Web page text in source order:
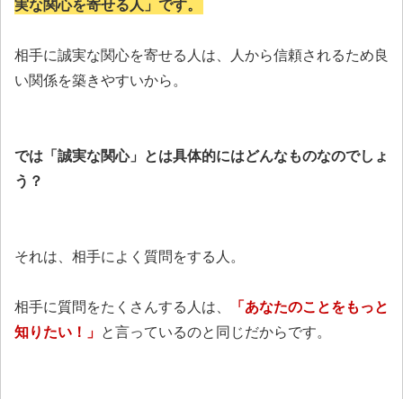
実な関心を寄せる人」です。
相手に誠実な関心を寄せる人は、人から信頼されるため良
い関係を築きやすいから。
では「誠実な関心」とは具体的にはどんなものなのでしょ
う？
それは、相手によく質問をする人。
相手に質問をたくさんする人は、
「あなたのことをもっと
知りたい！」 と言っているのと同じだからです。